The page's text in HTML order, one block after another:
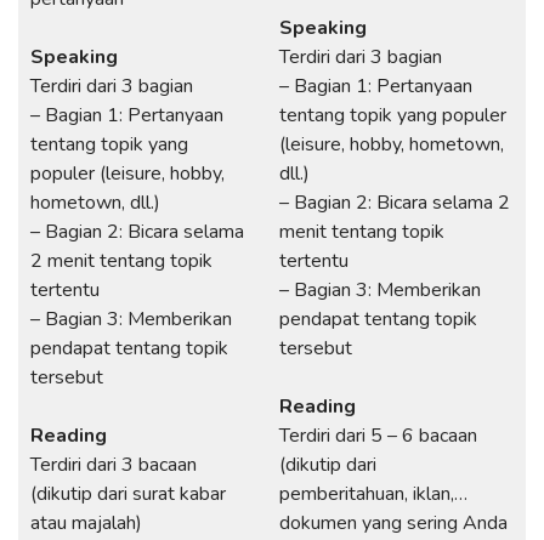
Speaking
Terdiri dari 3 bagian
– Bagian 1: Pertanyaan
tentang topik yang
populer (leisure, hobby,
hometown, dll.)
– Bagian 2: Bicara selama
2 menit tentang topik
tertentu
– Bagian 3: Memberikan
pendapat tentang topik
tersebut
Reading
Terdiri dari 3 bacaan
(dikutip dari surat kabar
atau majalah)
Speaking
Terdiri dari 3 bagian
– Bagian 1: Pertanyaan
tentang topik yang populer
(leisure, hobby, hometown,
dll.)
– Bagian 2: Bicara selama 2
menit tentang topik
tertentu
– Bagian 3: Memberikan
pendapat tentang topik
tersebut
Reading
Terdiri dari 5 – 6 bacaan
(dikutip dari
pemberitahuan, iklan,…
dokumen yang sering Anda